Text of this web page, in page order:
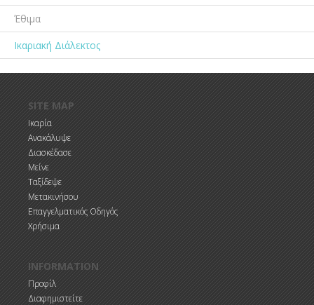
Έθιμα
Ικαριακή Διάλεκτος
SITE MAP
Ικαρία
Ανακάλυψε
Διασκέδασε
Μείνε
Ταξίδεψε
Μετακινήσου
Επαγγελματικός Οδηγός
Χρήσιμα
INFORMATION
Προφίλ
Διαφημιστείτε